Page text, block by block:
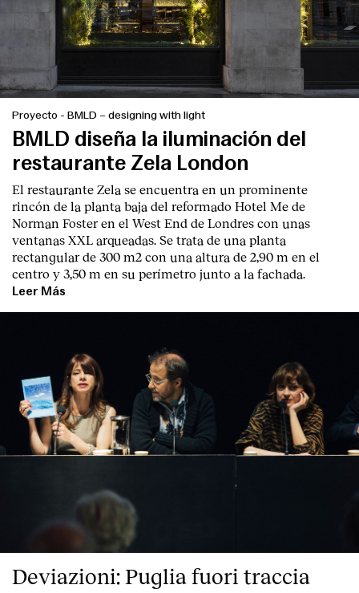
Contacto
Proyecto - BMLD – designing with light
BMLD diseña la iluminación del
restaurante Zela London
El restaurante Zela se encuentra en un prominente
rincón de la planta baja del reformado Hotel Me de
Norman Foster en el West End de Londres con unas
ventanas XXL arqueadas. Se trata de una planta
rectangular de 300 m2 con una altura de 2,90 m en el
centro y 3,50 m en su perímetro junto a la fachada.
Leer Más
Deviazioni: Puglia fuori traccia